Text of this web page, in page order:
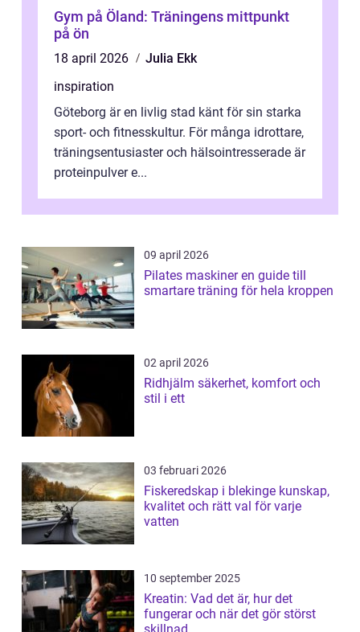
Gym på Öland: Träningens mittpunkt
på ön
18 april 2026
Julia Ekk
inspiration
Göteborg är en livlig stad känt för sin starka
sport- och fitnesskultur. För många idrottare,
träningsentusiaster och hälsointresserade är
proteinpulver e...
09 april 2026
Pilates maskiner en guide till
smartare träning för hela kroppen
02 april 2026
Ridhjälm säkerhet, komfort och
stil i ett
03 februari 2026
Fiskeredskap i blekinge kunskap,
kvalitet och rätt val för varje
vatten
10 september 2025
Kreatin: Vad det är, hur det
fungerar och när det gör störst